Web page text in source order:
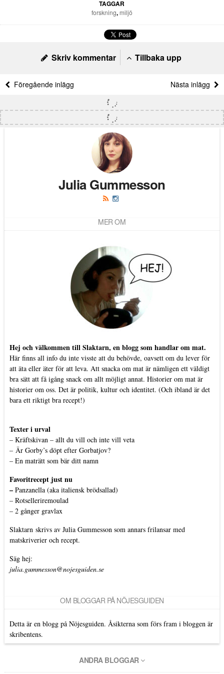
TAGGAR
forskning,miljö
Skriv kommentar Tillbaka upp
Föregående inlägg Nästa inlägg
Julia Gummesson
MER OM
Hej och välkommen till Slaktarn, en blogg som handlar om mat.
Här finns all info du inte visste att du behövde, oavsett om du lever för
att äta eller äter för att leva. Att snacka om mat är nämligen ett väldigt
bra sätt att få igång snack om allt möjligt annat. Historier om mat är
historier om oss. Det är politik, kultur och identitet. (Och ibland är det
bara ett riktigt bra recept!)
Texter i urval
– Kräftskivan – allt du vill och inte vill veta
– Är Gorby’s döpt efter Gorbatjov?
– En maträtt som bär ditt namn
Favoritrecept just nu
– Panzanella (aka italiensk brödsallad)
– Rotselleriremoulad
– 2 gånger gravlax
Slaktarn skrivs av Julia Gummesson som annars frilansar med
matskriverier och recept.
Säg hej:
julia.gummesson@nojesguiden.se
OM BLOGGAR PÅ NÖJESGUIDEN
Detta är en blogg på Nöjesguiden. Åsikterna som förs fram i bloggen är
skribentens.
ANDRA BLOGGAR